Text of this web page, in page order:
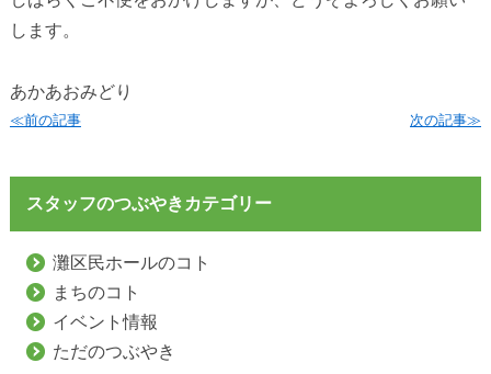
します。
あかあおみどり
≪前の記事 次の記事≫
スタッフのつぶやきカテゴリー
灘区民ホールのコト
まちのコト
イベント情報
ただのつぶやき